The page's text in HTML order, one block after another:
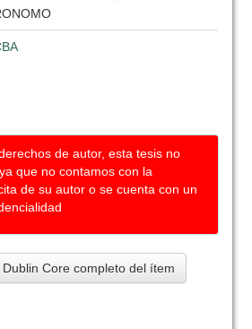
de autor, esta tesis no
que no contamos con la
de su autor o se cuenta con un
Core completo del ítem